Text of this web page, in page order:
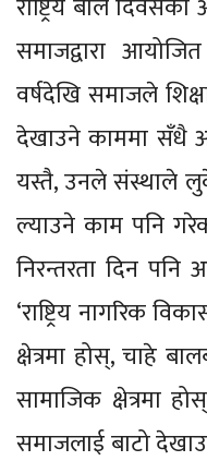
राष्ट्रिय बाल
समाजद्वारा
वर्षदेखि समाजले
देखाउने काममा सँधै
यस्तै, उनले संस्थाले
ल्याउने काम पनि
निरन्तरता दिन
‘राष्ट्रिय नागरिक
क्षेत्रमा होस्, चाहे
सामाजिक क्षेत्रमा
समाजलाई बाटो